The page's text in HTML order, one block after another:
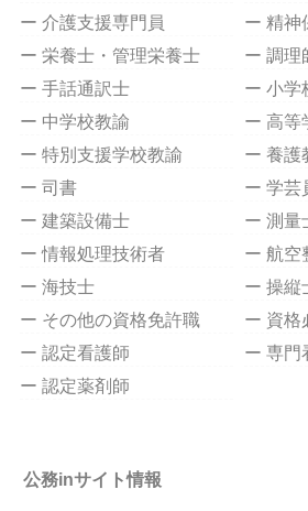
ー 介護支援専門員
ー 精神
ー 栄養士・管理栄養士
ー 調理
ー 手話通訳士
ー 小学
ー 中学校教諭
ー 高等
ー 特別支援学校教諭
ー 養護
ー 司書
ー 学芸
ー 建築設備士
ー 測量
ー 情報処理技術者
ー 航空
ー 海技士
ー 操縦
ー その他の資格免許職
ー 資格
ー 認定看護師
ー 専門
ー 認定薬剤師
公務inサイト情報